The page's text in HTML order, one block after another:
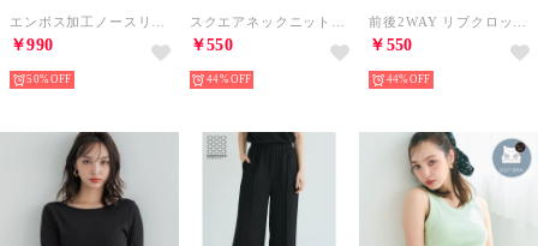
￥990
50%
￥550
44%
￥550
44%